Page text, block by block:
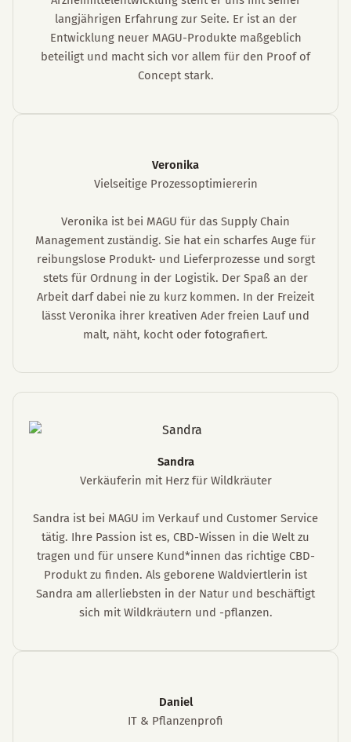
langjährigen Erfahrung zur Seite. Er ist an der
Entwicklung neuer MAGU-Produkte maßgeblich
beteiligt und macht sich vor allem für den Proof of
Concept stark.
Veronika
Vielseitige Prozessoptimiererin
Veronika ist bei MAGU für das Supply Chain
Management zuständig. Sie hat ein scharfes Auge für
reibungslose Produkt- und Lieferprozesse und sorgt
stets für Ordnung in der Logistik. Der Spaß an der
Arbeit darf dabei nie zu kurz kommen. In der Freizeit
lässt Veronika ihrer kreativen Ader freien Lauf und
malt, näht, kocht oder fotografiert.
Sandra
Verkäuferin mit Herz für Wildkräuter
Sandra ist bei MAGU im Verkauf und Customer Service
tätig. Ihre Passion ist es, CBD-Wissen in die Welt zu
tragen und für unsere Kund*innen das richtige CBD-
Produkt zu finden. Als geborene Waldviertlerin ist
Sandra am allerliebsten in der Natur und beschäftigt
sich mit Wildkräutern und -pflanzen.
Daniel
IT & Pflanzenprofi